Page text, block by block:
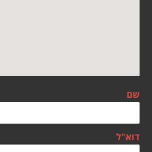
שם
דוא"ל